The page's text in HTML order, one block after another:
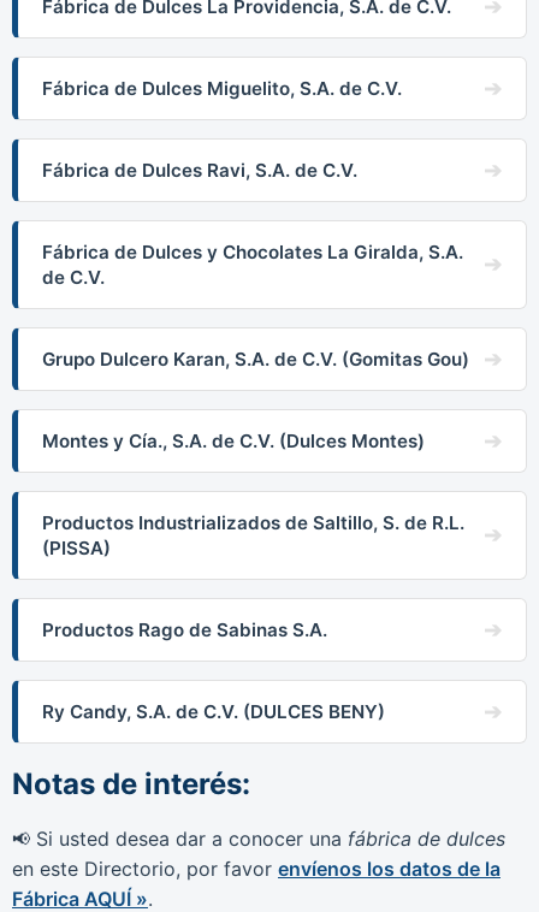
Fábrica de Dulces La Providencia, S.A. de C.V.
Fábrica de Dulces Miguelito, S.A. de C.V.
Fábrica de Dulces Ravi, S.A. de C.V.
Fábrica de Dulces y Chocolates La Giralda, S.A.
de C.V.
Grupo Dulcero Karan, S.A. de C.V. (Gomitas Gou)
Montes y Cía., S.A. de C.V. (Dulces Montes)
Productos Industrializados de Saltillo, S. de R.L.
(PISSA)
Productos Rago de Sabinas S.A.
Ry Candy, S.A. de C.V. (DULCES BENY)
Notas de interés:
📢 Si usted desea dar a conocer una fábrica de dulces
en este Directorio, por favor envíenos los datos de la
Fábrica AQUÍ ».